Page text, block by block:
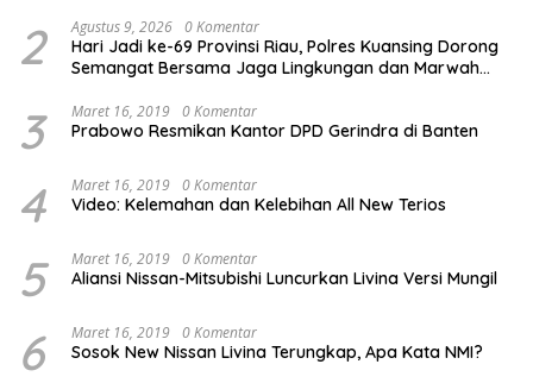
2 Agustus 9, 2026 0 Komentar
Hari Jadi ke-69 Provinsi Riau, Polres Kuansing Dorong
Semangat Bersama Jaga Lingkungan dan Marwah
3 Maret 16, 2019 0 Komentar
Prabowo Resmikan Kantor DPD Gerindra di Banten
4 Maret 16, 2019 0 Komentar
Video: Kelemahan dan Kelebihan All New Terios
5 Maret 16, 2019 0 Komentar
Aliansi Nissan-Mitsubishi Luncurkan Livina Versi Mungil
6 Maret 16, 2019 0 Komentar
Sosok New Nissan Livina Terungkap, Apa Kata NMI?